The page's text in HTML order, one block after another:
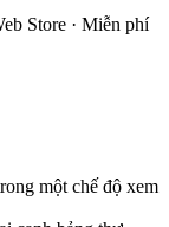
Store · Miễn phí
một chế độ xem